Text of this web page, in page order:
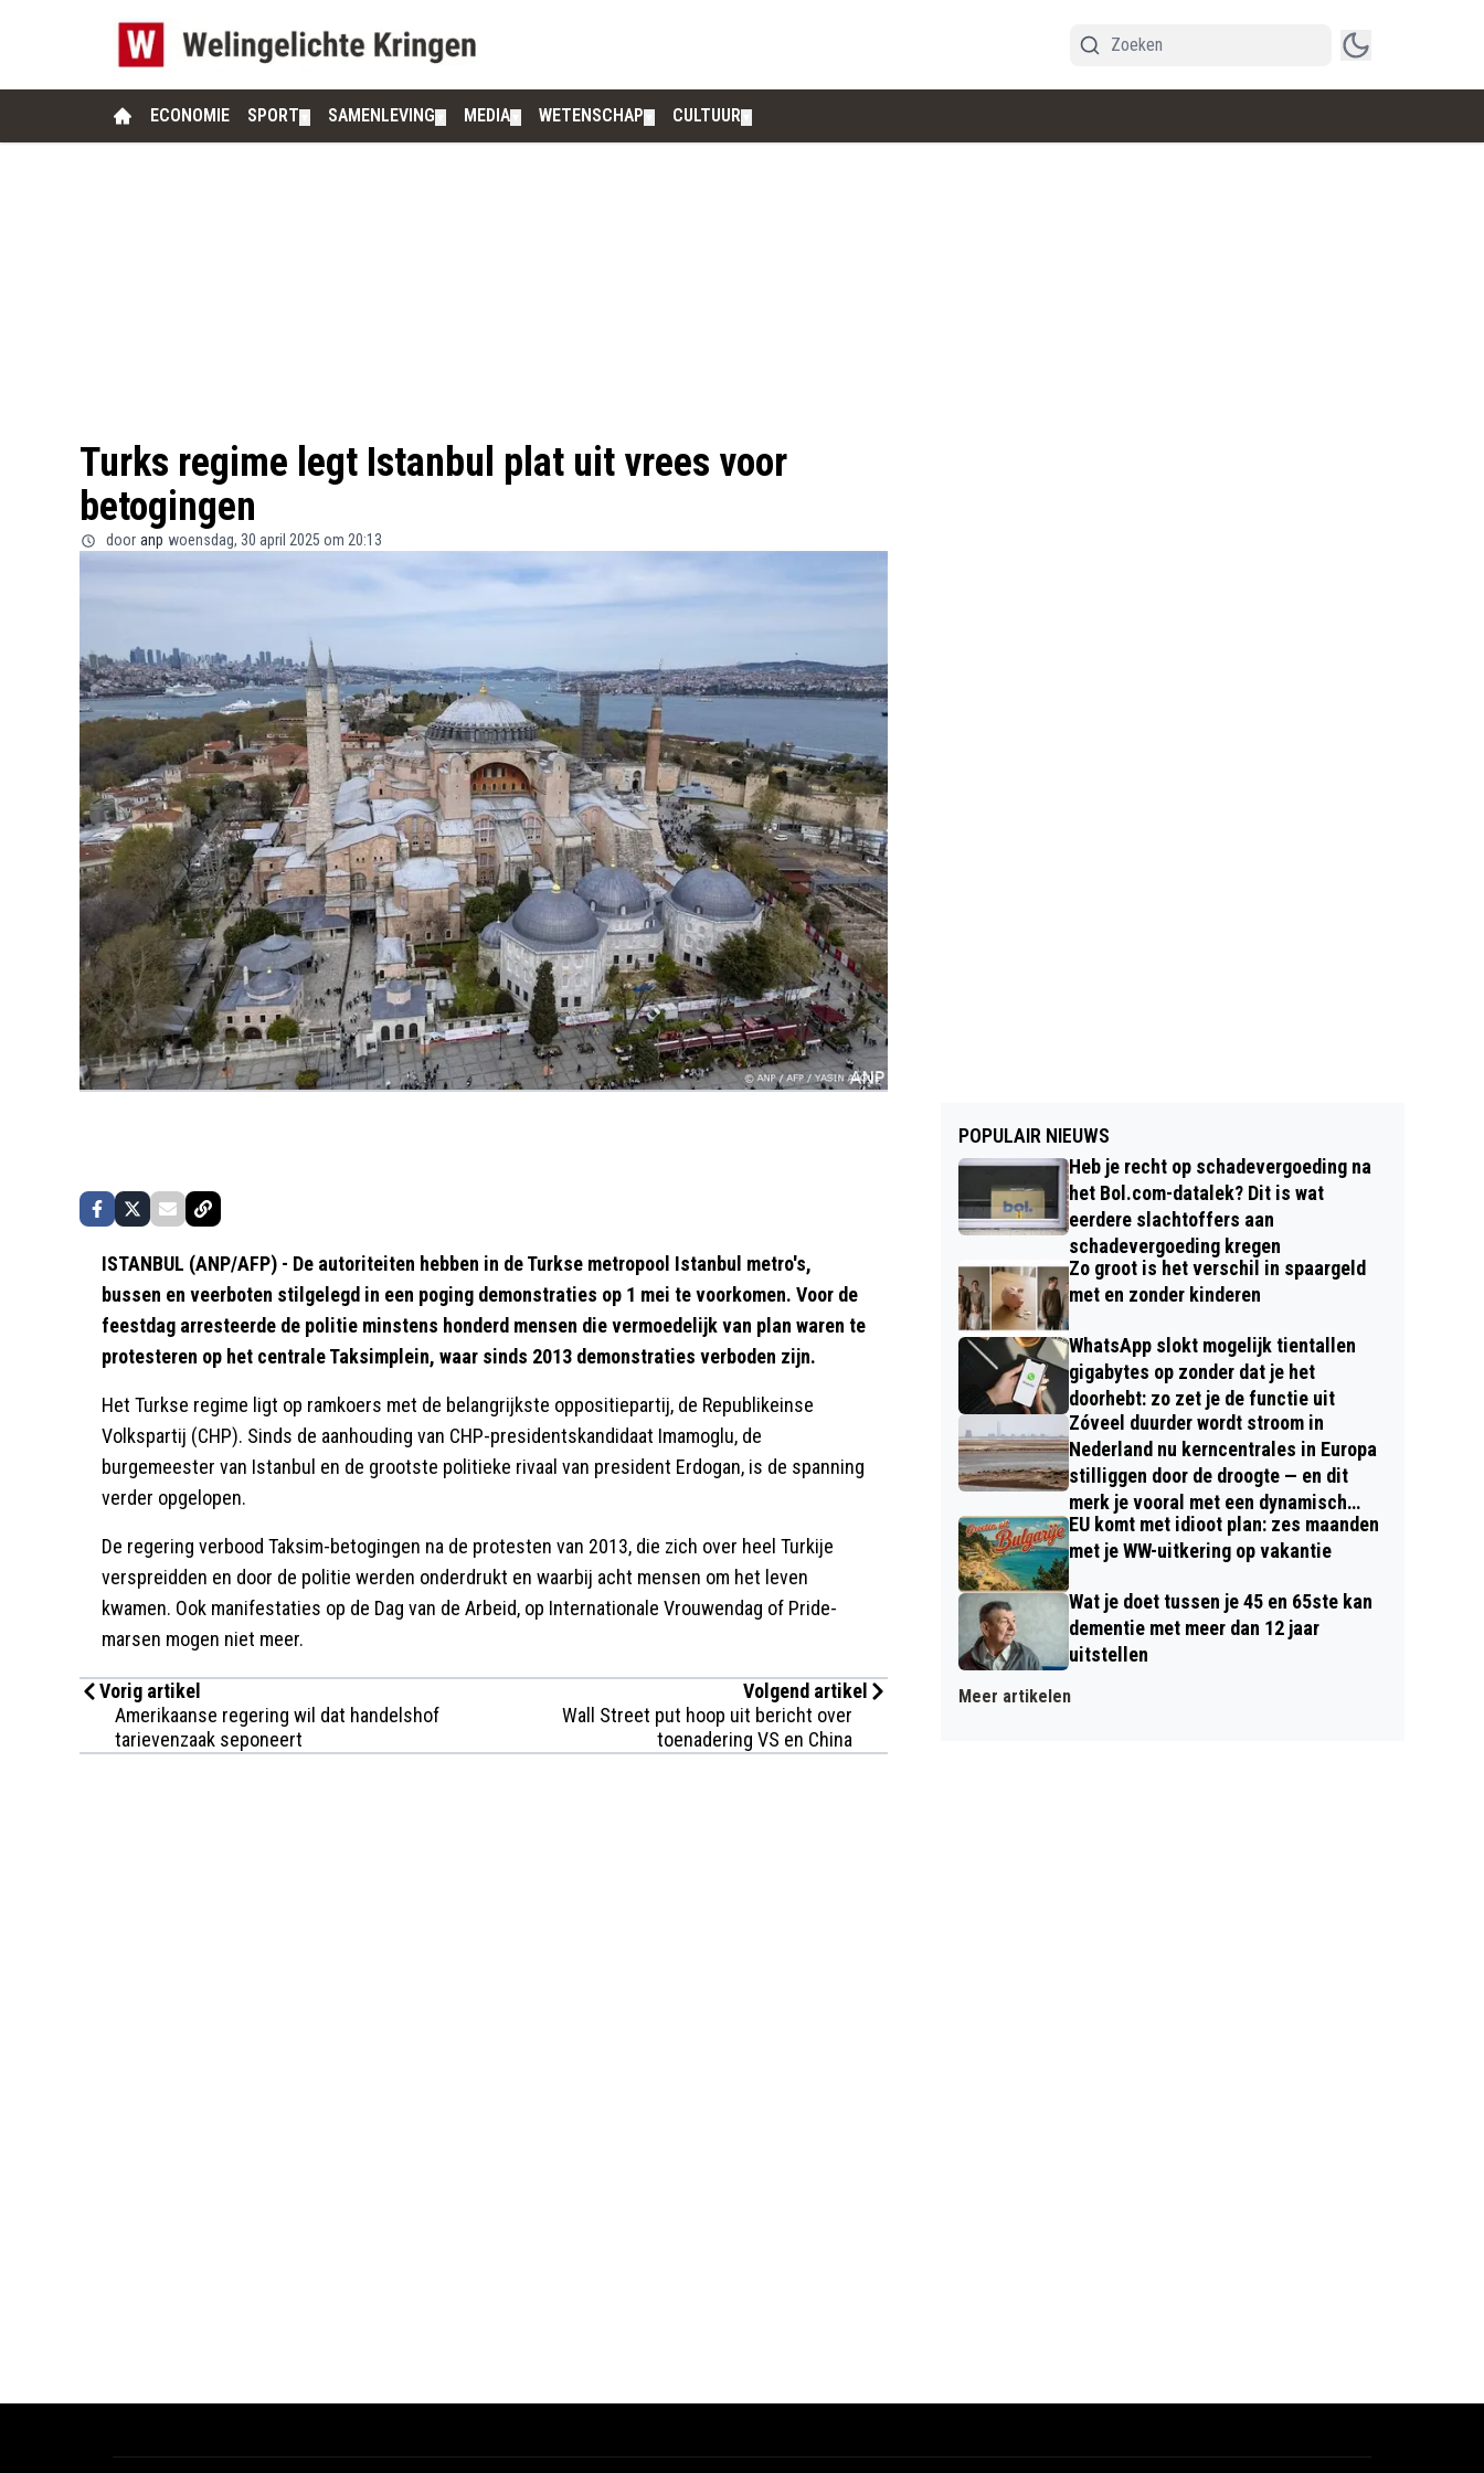
ECONOMIE SPORT SAMENLEVING MEDIA WETENSCHAP CULTUUR
Turks regime legt Istanbul plat uit vrees voor
betogingen
door anp woensdag, 30 april 2025 om 20:13
ISTANBUL (ANP/AFP) - De autoriteiten hebben in de Turkse metropool Istanbul metro's,
bussen en veerboten stilgelegd in een poging demonstraties op 1 mei te voorkomen. Voor de
feestdag arresteerde de politie minstens honderd mensen die vermoedelijk van plan waren te
protesteren op het centrale Taksimplein, waar sinds 2013 demonstraties verboden zijn.
Het Turkse regime ligt op ramkoers met de belangrijkste oppositiepartij, de Republikeinse
Volkspartij (CHP). Sinds de aanhouding van CHP-presidentskandidaat Imamoglu, de
burgemeester van Istanbul en de grootste politieke rivaal van president Erdogan, is de spanning
verder opgelopen.
De regering verbood Taksim-betogingen na de protesten van 2013, die zich over heel Turkije
verspreidden en door de politie werden onderdrukt en waarbij acht mensen om het leven
kwamen. Ook manifestaties op de Dag van de Arbeid, op Internationale Vrouwendag of Pride-
marsen mogen niet meer.
Vorig artikel
Amerikaanse regering wil dat handelshof
tarievenzaak seponeert
Volgend artikel
Wall Street put hoop uit bericht over
toenadering VS en China
POPULAIR NIEUWS
Heb je recht op schadevergoeding na
het Bol.com-datalek? Dit is wat
eerdere slachtoffers aan
schadevergoeding kregen
Zo groot is het verschil in spaargeld
met en zonder kinderen
WhatsApp slokt mogelijk tientallen
gigabytes op zonder dat je het
doorhebt: zo zet je de functie uit
Zóveel duurder wordt stroom in
Nederland nu kerncentrales in Europa
stilliggen door de droogte — en dit
merk je vooral met een dynamisch
contract
EU komt met idioot plan: zes maanden
met je WW-uitkering op vakantie
Wat je doet tussen je 45 en 65ste kan
dementie met meer dan 12 jaar
uitstellen
Meer artikelen